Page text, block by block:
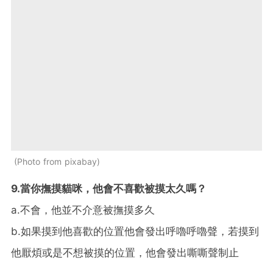
Photo from pixabay
9.當你撫摸貓咪，他會不喜歡被摸太久嗎？
a.不會，他並不介意被撫摸多久
b.如果摸到他喜歡的位置他會發出呼嚕呼嚕聲，若摸到
他厭煩或是不想被摸的位置，他會發出嘶嘶聲制止